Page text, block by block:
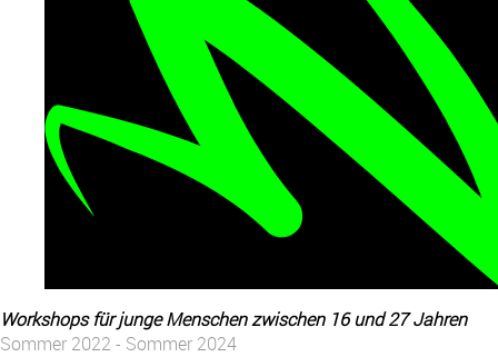
Workshops für junge Menschen zwischen 16 und 27 Jahren
Sommer 2022 - Sommer 2024